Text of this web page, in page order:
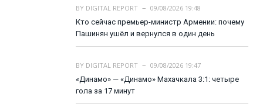
BY DIGITAL REPORT
09/08/2026 19:48
Кто сейчас премьер-министр Армении: почему
Пашинян ушёл и вернулся в один день
BY DIGITAL REPORT
09/08/2026 19:47
«Динамо» — «Динамо» Махачкала 3:1: четыре
гола за 17 минут